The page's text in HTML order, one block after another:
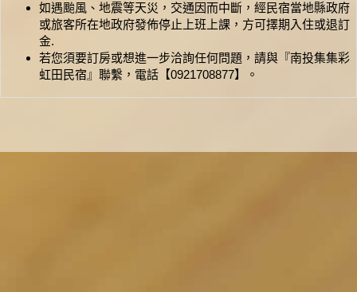
如遇颱風、地震等天災，交通因而中斷，經民宿當地縣政府
或旅客所在地政府發佈停止上班上課，方可擇期入住或退訂
金.
若您須要訂房或想進一步洽詢任何問題，請與『南投集集彩
虹田民宿』聯繫，電話【0921708877】。